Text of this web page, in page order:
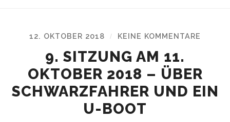
12. OKTOBER 2018 / KEINE KOMMENTARE
9. SITZUNG AM 11.
OKTOBER 2018 – ÜBER
SCHWARZFAHRER UND EIN
U-BOOT